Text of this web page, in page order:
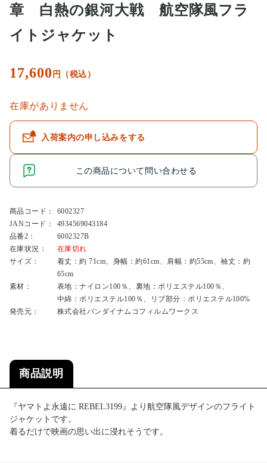
章 白熱の銀河大戦 航空隊風フラ
イトジャケット
17,600 円（税込）
在庫がありません
入荷案内の申し込みをする
この商品について問い合わせる
商品コード：
6002327
JANコード：
4934569043184
品番2：
6002327B
在庫状況：
在庫切れ
サイズ：
着丈：約 71cm、身幅：約61cm、肩幅：約55cm、袖丈：約
65cm
素材：
表地：ナイロン100％、裏地：ポリエステル100％、
中綿：ポリエステル100％、リブ部分：ポリエステル100%
発売元：
株式会社バンダイナムコフィルムワークス
商品説明
『ヤマトよ永遠に REBEL3199』より航空隊風デザインのフライト
ジャケットです。
着るだけで映画の思い出に浸れそうです。